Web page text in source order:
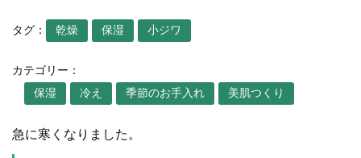
タグ： 乾燥 保湿 小ジワ
カテゴリー：
保湿
冷え 季節のお手入れ 美肌つくり
急に寒くなりました。